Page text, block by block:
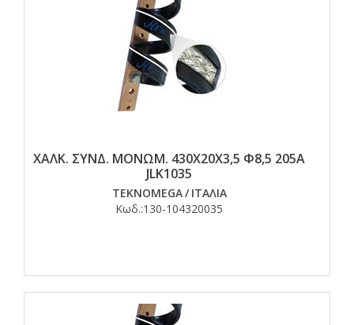
ΧΑΛΚ. ΣΥΝΔ. ΜΟΝΩΜ. 430Χ20Χ3,5 Φ8,5 205Α
JLK1035
TEKNOMEGA/ ΙΤΑΛΙΑ
Κωδ.:130-104320035